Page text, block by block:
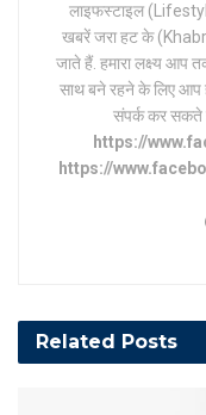
लाइफस्टाइल
खबरें जरा हट के
जाते हैं. हमारा लक्ष्य आप
साथ बने रहने के लिए आप
संपर्क कर सकते
https://
https://
Related Posts